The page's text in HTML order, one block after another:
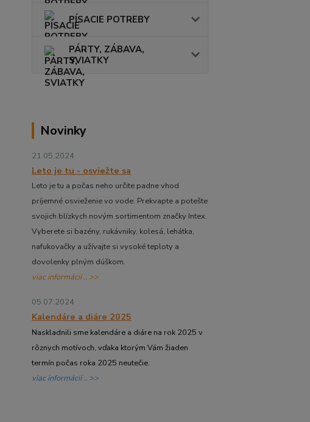
PÍSACIE POTREBY
PÁRTY, ZÁBAVA,
SVIATKY
Novinky
21.05.2024
Leto je tu - osviežte sa
Leto je tu a počas neho určite padne vhod
príjemné osvieženie vo vode. Prekvapte a potešte
svojich blízkych novým sortimentom značky Intex.
Vyberete si bazény, rukávniky, kolesá, lehátka,
nafukovačky a užívajte si vysoké teploty a
dovolenky plným dúškom.
viac informácií .. >>
05.07.2024
Kalendáre a diáre 2025
Naskladnili sme kalendáre a diáre na rok 2025 v
rôznych motívoch, vďaka ktorým Vám žiaden
termín počas roka 2025 neutečie.
viac informácií .. >>